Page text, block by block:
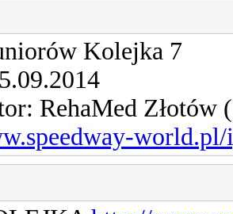
Kolejka 7
RehaMed Złotów